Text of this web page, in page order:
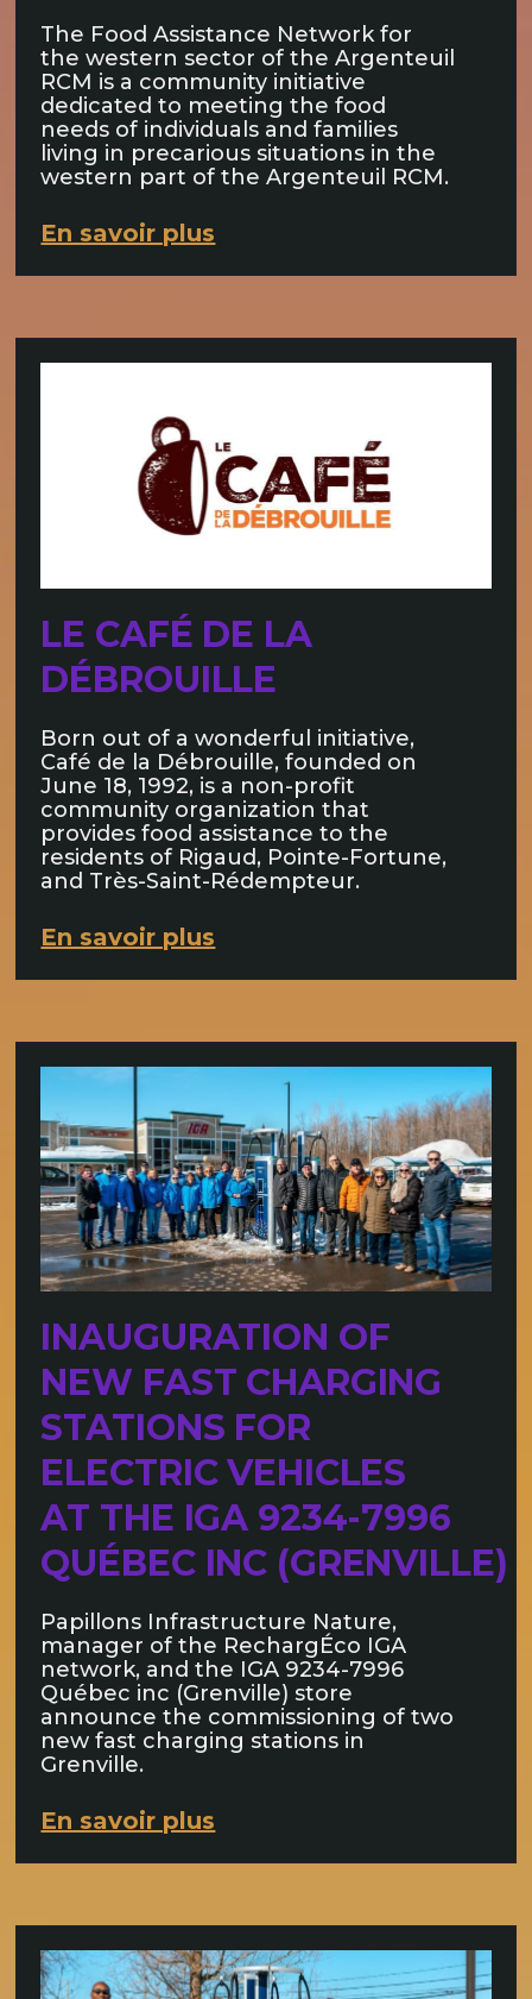
The Food Assistance Network for
the western sector of the Argenteuil
RCM is a community initiative
dedicated to meeting the food
needs of individuals and families
living in precarious situations in the
western part of the Argenteuil RCM.
En savoir plus
LE CAFÉ DE LA
DÉBROUILLE
Born out of a wonderful initiative,
Café de la Débrouille, founded on
June 18, 1992, is a non-profit
community organization that
provides food assistance to the
residents of Rigaud, Pointe-Fortune,
and Très-Saint-Rédempteur.
En savoir plus
INAUGURATION OF
NEW FAST CHARGING
STATIONS FOR
ELECTRIC VEHICLES
AT THE IGA 9234-7996
QUÉBEC INC (GRENVILLE)
Papillons Infrastructure Nature,
manager of the RechargÉco IGA
network, and the IGA 9234-7996
Québec inc (Grenville) store
announce the commissioning of two
new fast charging stations in
Grenville.
En savoir plus